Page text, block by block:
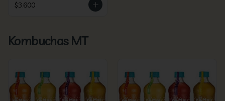
$3.600
Kombuchas MT